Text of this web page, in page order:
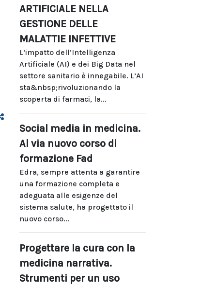
ARTIFICIALE NELLA
GESTIONE DELLE
MALATTIE INFETTIVE
L’impatto dell’Intelligenza
Artificiale (AI) e dei Big Data nel
settore sanitario è innegabile. L’AI
sta&nbsp;rivoluzionando la
scoperta di farmaci, la...
Social media in medicina.
Al via nuovo corso di
formazione Fad
Edra, sempre attenta a garantire
una formazione completa e
adeguata alle esigenze del
sistema salute, ha progettato il
nuovo corso...
Progettare la cura con la
medicina narrativa.
Strumenti per un uso